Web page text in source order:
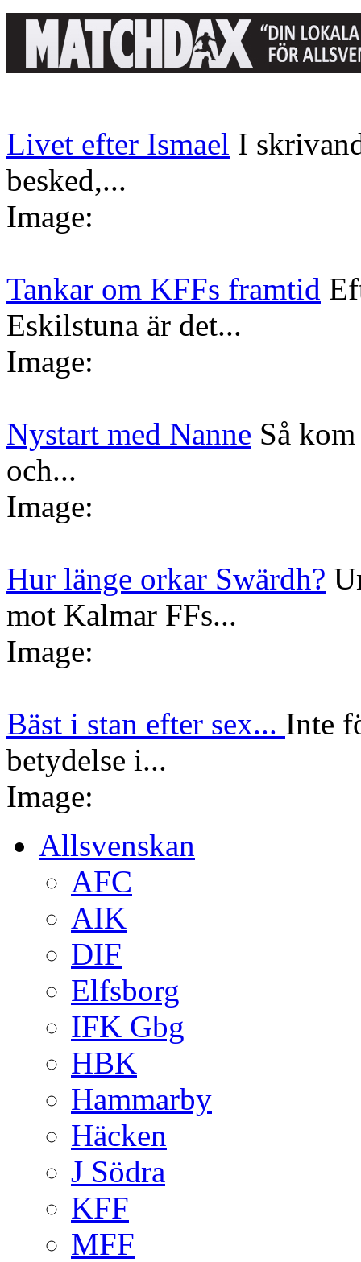
Livet efter Ismael I
besked,...
Image:
Tankar om KFFs framtid
Eskilstuna är det...
Image:
Nystart med Nanne Så
och...
Image:
Hur länge orkar Swärdh?
mot Kalmar FFs...
Image:
Bäst i stan efter sex... Inte
betydelse i...
Image:
Allsvenskan
AFC
AIK
DIF
Elfsborg
IFK Gbg
HBK
Hammarby
Häcken
J Södra
KFF
MFF